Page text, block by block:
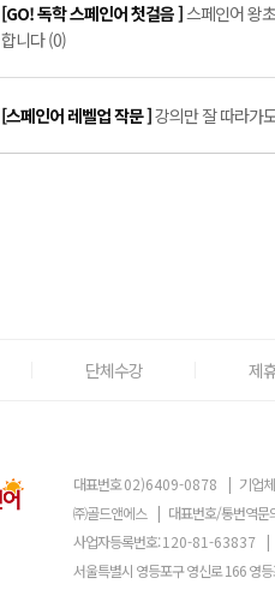
[GO! 독학 스페인어 첫걸음 ]스페인어 왕
합니다 (0)
[스페인어 레벨업 작문 ]강의만 잘 따라가
단체수강 제
대표번호02)6409-0878 | 기업
㈜골드앤에스 | 대표번호/통번역문
사업자등록번호:120-81-63837 |
서울특별시 영등포구 영신로 166 영